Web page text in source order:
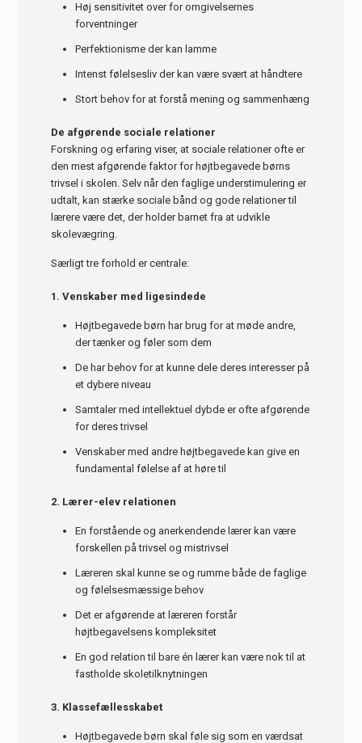
Høj sensitivitet over for omgivelsernes
forventninger
Perfektionisme der kan lamme
Intenst følelsesliv der kan være svært at håndtere
Stort behov for at forstå mening og sammenhæng
De afgørende sociale relationer
Forskning og erfaring viser, at sociale relationer ofte er
den mest afgørende faktor for højtbegavede børns
trivsel i skolen. Selv når den faglige understimulering er
udtalt, kan stærke sociale bånd og gode relationer til
lærere være det, der holder barnet fra at udvikle
skolevægring.
Særligt tre forhold er centrale:
1. Venskaber med ligesindede
Højtbegavede børn har brug for at møde andre,
der tænker og føler som dem
De har behov for at kunne dele deres interesser på
et dybere niveau
Samtaler med intellektuel dybde er ofte afgørende
for deres trivsel
Venskaber med andre højtbegavede kan give en
fundamental følelse af at høre til
2. Lærer-elev relationen
En forstående og anerkendende lærer kan være
forskellen på trivsel og mistrivsel
Læreren skal kunne se og rumme både de faglige
og følelsesmæssige behov
Det er afgørende at læreren forstår
højtbegavelsens kompleksitet
En god relation til bare én lærer kan være nok til at
fastholde skoletilknytningen
3. Klassefællesskabet
Højtbegavede børn skal føle sig som en værdsat